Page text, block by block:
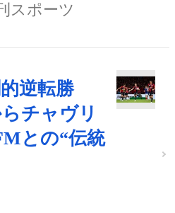
スポーツ
逆転勝
チャヴリ
との“伝統